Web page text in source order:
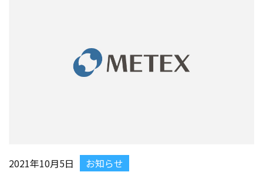
2021年10月5日 お知らせ